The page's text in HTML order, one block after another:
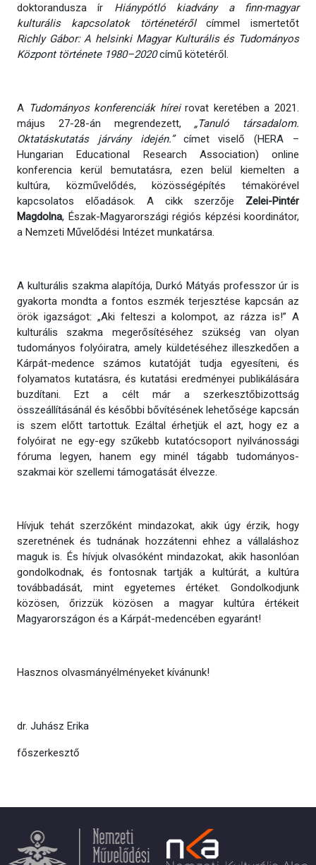
doktorandusza ír Hiánypótló kiadvány a finn-magyar
kulturális kapcsolatok történetérőlcímmel ismertetőt
Richly Gábor: A helsinki Magyar Kulturális és Tudományos
Központ története 1980–2020című kötetéről.
A Tudományos konferenciák híreirovat keretében a 2021.
május 27-28-án megrendezett, „Tanuló társadalom.
Oktatáskutatás járvány idején.”címet viselő (HERA –
Hungarian Educational Research Association) online
konferencia kerül bemutatásra, ezen belül kiemelten a
kultúra, közművelődés, közösségépítés témakörével
kapcsolatos előadások. A cikk szerzője Zelei-Pintér
Magdolna, Észak-Magyarországi régiós képzési koordinátor,
a Nemzeti Művelődési Intézet munkatársa.
A kulturális szakma alapítója, Durkó Mátyás professzor úr is
gyakorta mondta a fontos eszmék terjesztése kapcsán az
örök igazságot: „Aki felteszi a kolompot, az rázza is!” A
kulturális szakma megerősítéséhez szükség van olyan
tudományos folyóiratra, amely küldetéséhez illeszkedően a
Kárpát-medence számos kutatóját tudja egyesíteni, és
folyamatos kutatásra, és kutatási eredményei publikálására
buzdítani. Ezt a célt már a szerkesztőbizottság
összeállításánál és későbbi bővítésének lehetősége kapcsán
is szem előtt tartottuk. Ezáltal érhetjük el azt, hogy ez a
folyóirat ne egy-egy szűkebb kutatócsoport nyilvánossági
fóruma legyen, hanem egy minél tágabb tudományos-
szakmai kör szellemi támogatását élvezze.
Hívjuk tehát szerzőként mindazokat, akik úgy érzik, hogy
szeretnének és tudnának hozzátenni ehhez a vállaláshoz
maguk is. És hívjuk olvasóként mindazokat, akik hasonlóan
gondolkodnak, és fontosnak tartják a kultúrát, a kultúra
továbbadását, mint egyetemes értéket. Gondolkodjunk
közösen, őrizzük közösen a magyar kultúra értékeit
Magyarországon és a Kárpát-medencében egyaránt!
Hasznos olvasmányélményeket kívánunk!
dr. Juhász Erika
főszerkesztő